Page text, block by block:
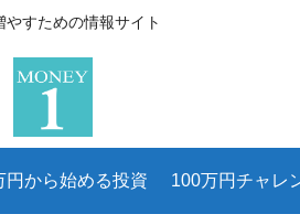
やすための情報サイト
円から始める投資 100万円チャレ